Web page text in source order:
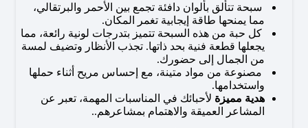
سبحة تتألق بألوان دافئة تجمع بين الأحمر والبرتقالي،
مما يمنحها طاقة إيجابية تغمر المكان.
كل حبة من هذه السبحة تتميز بتدرجات لونية رائعة، مما
يجعلها قطعة فنية بحد ذاتها. تجذب الأنظار وتضيف لمسة
من الجمال إلى حضورك.
مصنوعة من مواد متينة، مع إحساس مريح أثناء حملها
واستخدامها.
هدية مميزة لأحبائك في المناسبات المهمة، تعبر عن
المشاعر العميقة والاهتمام بمشاعرهم..